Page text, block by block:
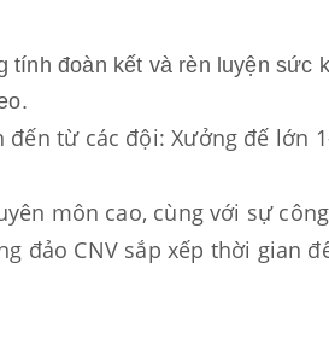
đoàn kết và rèn luyện sức
từ các đội: Xưởng đế lớn
môn cao, cùng với sự
đảo CNV sắp xếp thời gian